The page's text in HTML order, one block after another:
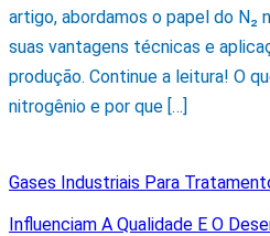
artigo, abordamos o papel do N₂
suas vantagens técnicas e
produção. Continue a leitura! O
nitrogênio e por que […]
Gases Industriais Para
Influenciam A Qualidade E O